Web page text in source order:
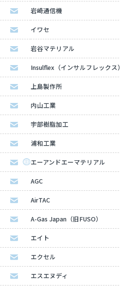
岩崎通信機
イワセ
岩谷マテリアル
Insulflex（インサルフレックス）
上島製作所
内山工業
宇部樹脂加工
浦和工業
エーアンドエーマテリアル
AGC
AirTAC
A-Gas Japan（旧FUSO）
エイト
エクセル
エスエヌディ